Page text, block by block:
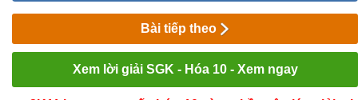
Bài tiếp theo
Xem lời giải SGK - Hóa 10 - Xem ngay